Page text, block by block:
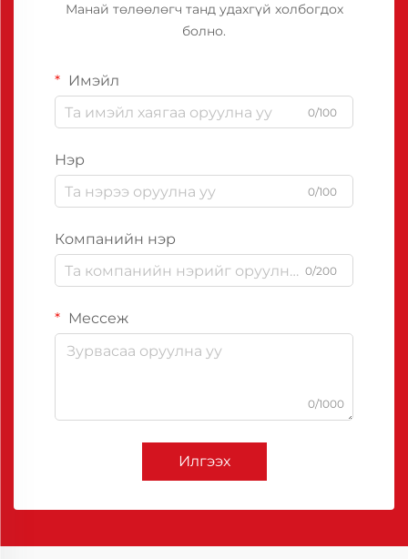
Манай төлөөлөгч танд удахгүй холбогдох
болно.
Имэйл
0/100
Нэр
0/100
Компанийн нэр
0/200
Мессеж
0/1000
Илгээх